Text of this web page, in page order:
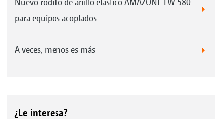
Nuevo rodillo de anillo elástico AMAZONE FW 580
para equipos acoplados
A veces, menos es más
¿Le interesa?